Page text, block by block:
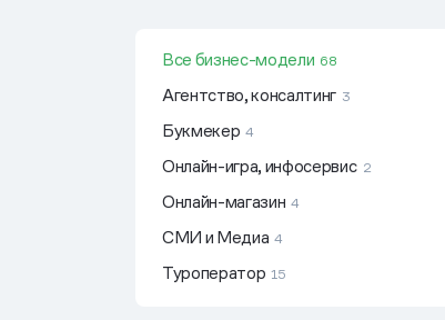
Все бизнес-модели 68
Агентство, консалтинг 3
Букмекер 4
Онлайн-игра, инфосервис 2
Онлайн-магазин 4
СМИ и Медиа 4
Туроператор 15